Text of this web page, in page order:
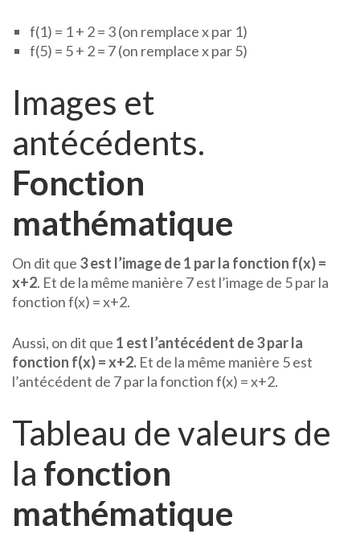
f(1) = 1 + 2 = 3 (on remplace x par 1)
f(5) = 5 + 2 = 7 (on remplace x par 5)
Images et
antécédents.
Fonction
mathématique
On dit que 3 est l’image de 1 par la fonction f(x) =
x+2. Et de la même manière 7 est l’image de 5 par la
fonction f(x) = x+2.
Aussi, on dit que 1 est l’antécédent de 3 par la
fonction f(x) = x+2. Et de la même manière 5 est
l’antécédent de 7 par la fonction f(x) = x+2.
Tableau de valeurs de
la fonction
mathématique